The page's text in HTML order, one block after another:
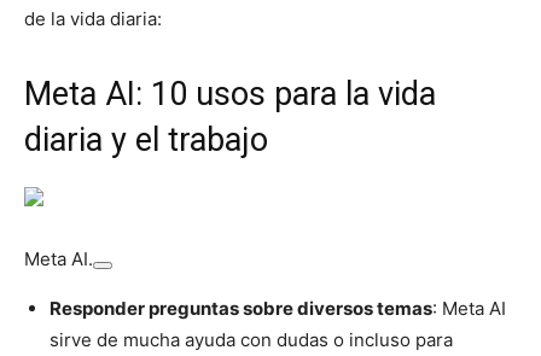
de la vida diaria:
Meta AI: 10 usos para la vida
diaria y el trabajo
Meta AI.
Responder preguntas sobre diversos temas: Meta AI
sirve de mucha ayuda con dudas o incluso para